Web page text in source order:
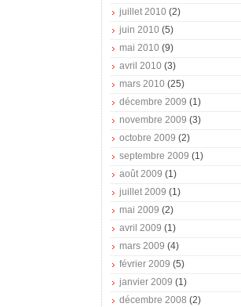
juillet 2010 (2)
juin 2010 (5)
mai 2010 (9)
avril 2010 (3)
mars 2010 (25)
décembre 2009 (1)
novembre 2009 (3)
octobre 2009 (2)
septembre 2009 (1)
août 2009 (1)
juillet 2009 (1)
mai 2009 (2)
avril 2009 (1)
mars 2009 (4)
février 2009 (5)
janvier 2009 (1)
décembre 2008 (2)